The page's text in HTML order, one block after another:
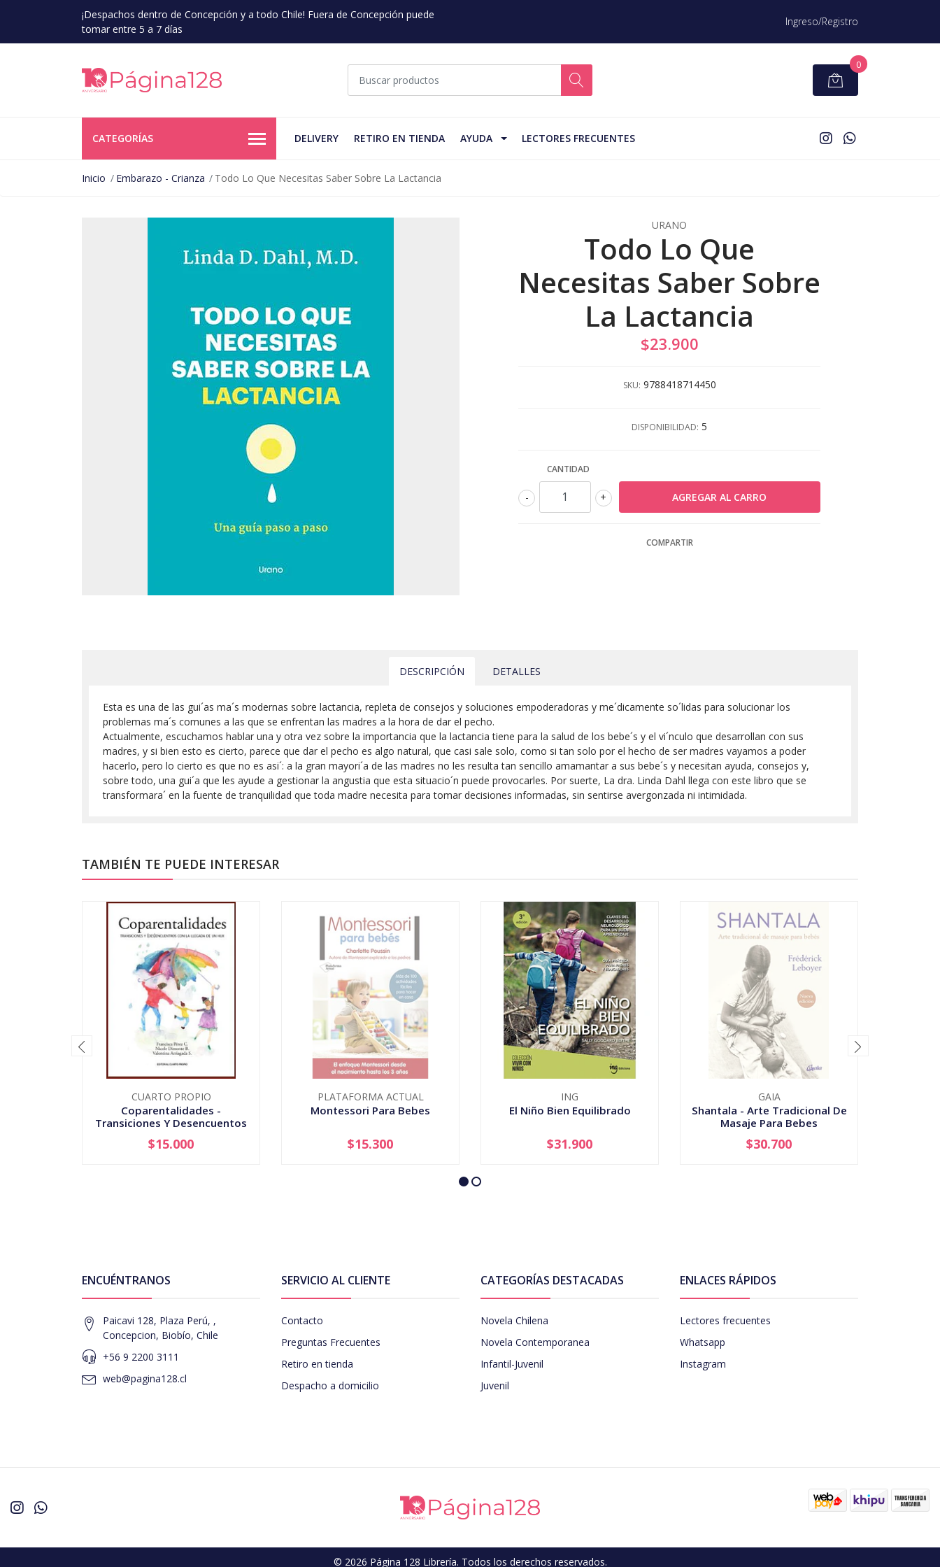
¡Despachos dentro de Concepción y a todo Chile! Fuera de Concepción puede
tomar entre 5 a 7 días
Ingreso/Registro
0
CATEGORÍAS DELIVERY RETIRO EN TIENDA AYUDA LECTORES FRECUENTES
Inicio Embarazo - Crianza Todo Lo Que Necesitas Saber Sobre La Lactancia
URANO
Todo Lo Que
Necesitas Saber Sobre
La Lactancia
$23.900
SKU: 9788418714450
DISPONIBILIDAD: 5
CANTIDAD
+
-
COMPARTIR
DESCRIPCIÓN DETALLES
Esta es una de las gui´as ma´s modernas sobre lactancia, repleta de consejos y soluciones empoderadoras y me´dicamente so´lidas para solucionar los
problemas ma´s comunes a las que se enfrentan las madres a la hora de dar el pecho.
Actualmente, escuchamos hablar una y otra vez sobre la importancia que la lactancia tiene para la salud de los bebe´s y el vi´nculo que desarrollan con sus
madres, y si bien esto es cierto, parece que dar el pecho es algo natural, que casi sale solo, como si tan solo por el hecho de ser madres vayamos a poder
hacerlo, pero lo cierto es que no es asi´: a la gran mayori´a de las madres no les resulta tan sencillo amamantar a sus bebe´s y necesitan ayuda, consejos y,
sobre todo, una gui´a que les ayude a gestionar la angustia que esta situacio´n puede provocarles. Por suerte, La dra. Linda Dahl llega con este libro que se
transformara´ en la fuente de tranquilidad que toda madre necesita para tomar decisiones informadas, sin sentirse avergonzada ni intimidada.
TAMBIÉN TE PUEDE INTERESAR
CUARTO PROPIO
Coparentalidades -
Transiciones Y Desencuentos
+
$15.000
PLATAFORMA ACTUAL
Montessori Para Bebes
AGOTADO
$15.300
ING
El Niño Bien Equilibrado
+
$31.900
GAIA
Shantala - Arte Tradicional De
Masaje Para Bebes
AGOTADO
$30.700
ENCUÉNTRANOS
Paicavi 128, Plaza Perú, ,
Concepcion, Biobío, Chile
+56 9 2200 3111
web@pagina128.cl
SERVICIO AL CLIENTE
Contacto
Preguntas Frecuentes
Retiro en tienda
Despacho a domicilio
CATEGORÍAS DESTACADAS
Novela Chilena
Novela Contemporanea
Infantil-Juvenil
Juvenil
ENLACES RÁPIDOS
Lectores frecuentes
Whatsapp
Instagram
© 2026 Página 128 Librería. Todos los derechos reservados.